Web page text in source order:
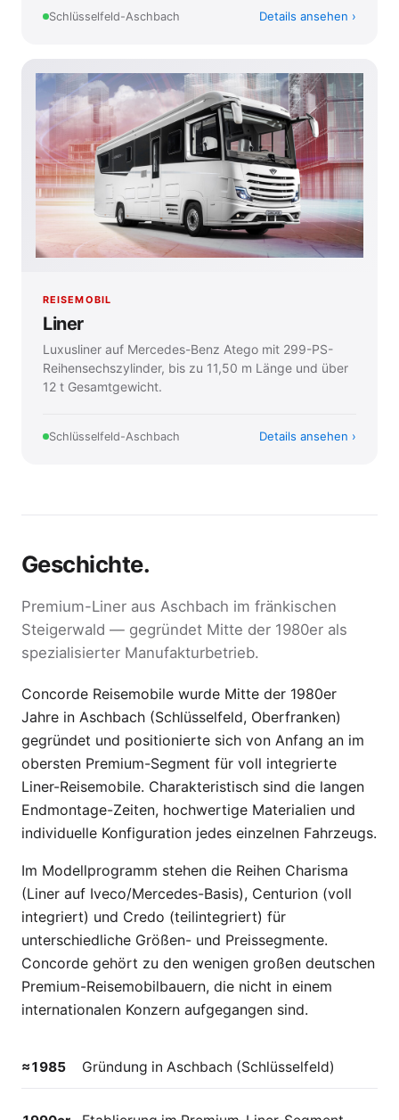
Schlüsselfeld-Aschbach Details ansehen
REISEMOBIL
Liner
Luxusliner auf Mercedes-Benz Atego mit 299-PS-
Reihensechszylinder, bis zu 11,50 m Länge und über
12 t Gesamtgewicht.
Schlüsselfeld-Aschbach Details ansehen
Geschichte.
Premium-Liner aus Aschbach im fränkischen
Steigerwald — gegründet Mitte der 1980er als
spezialisierter Manufaktur­betrieb.
Concorde Reisemobile wurde Mitte der 1980er
Jahre in Aschbach (Schlüsselfeld, Oberfranken)
gegründet und positionierte sich von Anfang an im
obersten Premium-Segment für voll integrierte
Liner-Reisemobile. Charakteristisch sind die langen
Endmontage-Zeiten, hochwertige Materialien und
individuelle Konfiguration jedes einzelnen Fahrzeugs.
Im Modellprogramm stehen die Reihen Charisma
(Liner auf Iveco/Mercedes-Basis), Centurion (voll
integriert) und Credo (teilintegriert) für
unterschiedliche Größen- und Preissegmente.
Concorde gehört zu den wenigen großen deutschen
Premium-Reisemobilbauern, die nicht in einem
internationalen Konzern aufgegangen sind.
≈1985 Gründung in Aschbach (Schlüsselfeld)